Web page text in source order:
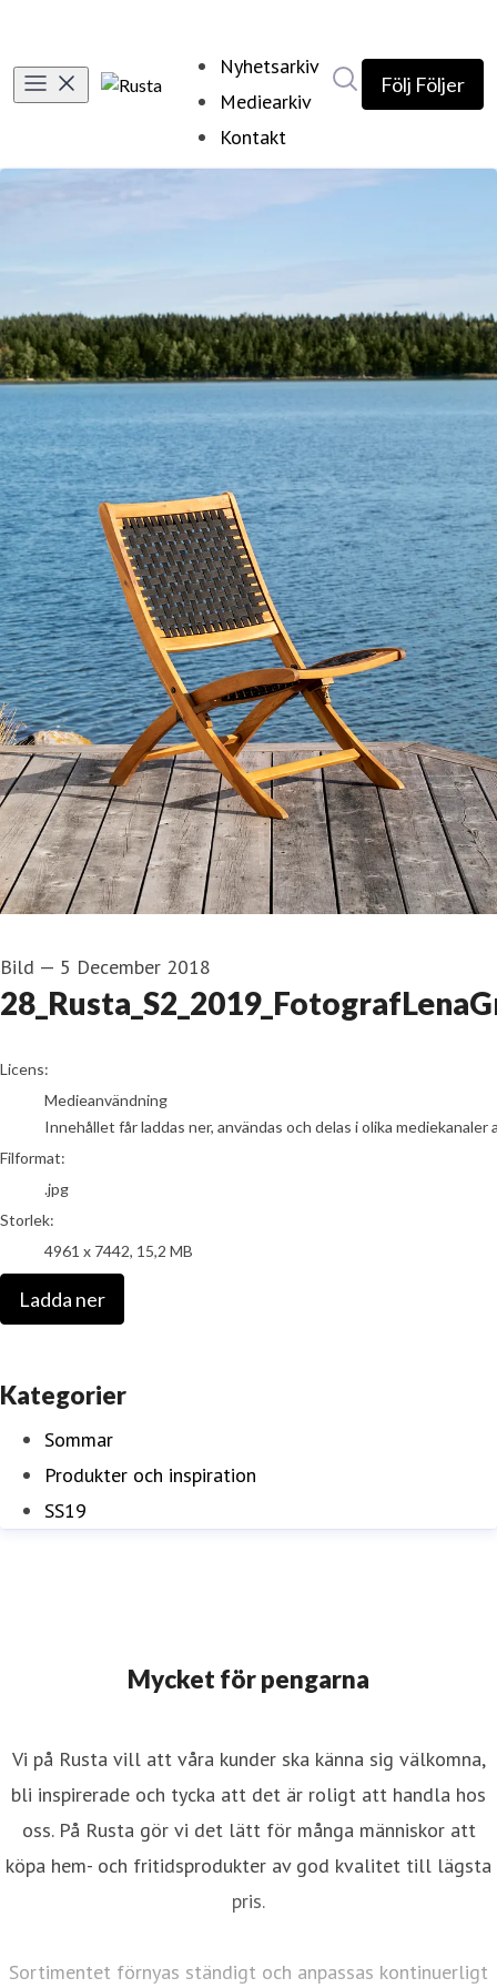
Nyhetsarkiv
Mediearkiv
Kontakt
Följ Följer
Bild — 5 December 2018
go to media item
Licens:
Medieanvändning
Innehållet får laddas ner, användas och delas i olika
Filformat:
.jpg
Storlek:
4961 x 7442, 15,2 MB
Ladda ner
Kategorier
Sommar
Produkter och inspiration
SS19
Mycket för pengarna
Vi på Rusta vill att våra kunder ska känna sig välkomna,
bli inspirerade och tycka att det är roligt att handla hos
oss. På Rusta gör vi det lätt för många människor att
köpa hem- och fritidsprodukter av god kvalitet till lägsta
pris.
Sortimentet förnyas ständigt och anpassas kontinuerligt